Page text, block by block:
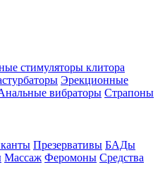
стимуляторы клитора
Эрекционные
вибраторы Страпоны
Презервативы БАДы
Массаж Феромоны Средства